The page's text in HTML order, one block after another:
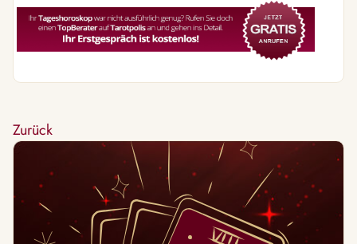
Zurück